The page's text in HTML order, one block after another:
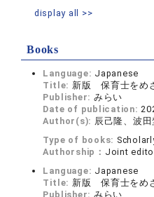
display all >>
Books
Language: Japanese
Title: 新版 保育士をめ
Publisher: みらい
Date of publication:
Author(s): 辰己隆、波
Type of books:
Authorship： Joint
Language: Japanese
Title: 新版 保育士をめ
Publisher: みらい